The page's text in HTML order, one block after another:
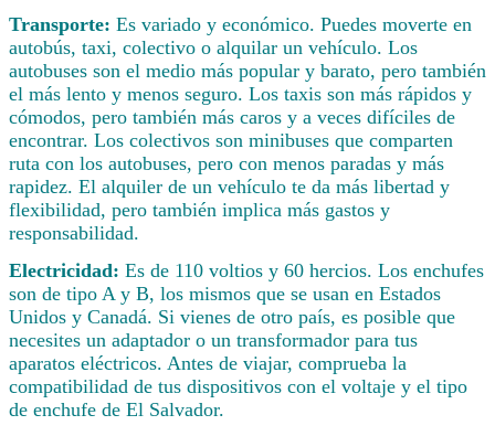
Transporte: Es variado y económico. Puedes moverte en
autobús, taxi, colectivo o alquilar un vehículo. Los
autobuses son el medio más popular y barato, pero también
el más lento y menos seguro. Los taxis son más rápidos y
cómodos, pero también más caros y a veces difíciles de
encontrar. Los colectivos son minibuses que comparten
ruta con los autobuses, pero con menos paradas y más
rapidez. El alquiler de un vehículo te da más libertad y
flexibilidad, pero también implica más gastos y
responsabilidad.
Electricidad: Es de 110 voltios y 60 hercios. Los enchufes
son de tipo A y B, los mismos que se usan en Estados
Unidos y Canadá. Si vienes de otro país, es posible que
necesites un adaptador o un transformador para tus
aparatos eléctricos. Antes de viajar, comprueba la
compatibilidad de tus dispositivos con el voltaje y el tipo
de enchufe de El Salvador.